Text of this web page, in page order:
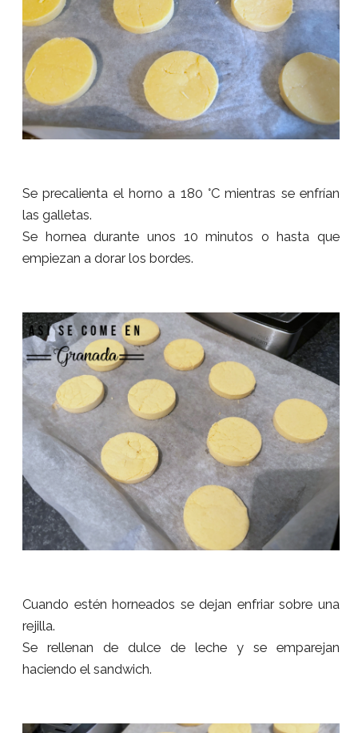
Se precalienta el horno a 180 °C mientras se enfrían
las galletas.
Se hornea durante unos 10 minutos o hasta que
empiezan a dorar los bordes.
Cuando estén horneados se dejan enfriar sobre una
rejilla.
Se rellenan de dulce de leche y se emparejan
haciendo el sandwich.